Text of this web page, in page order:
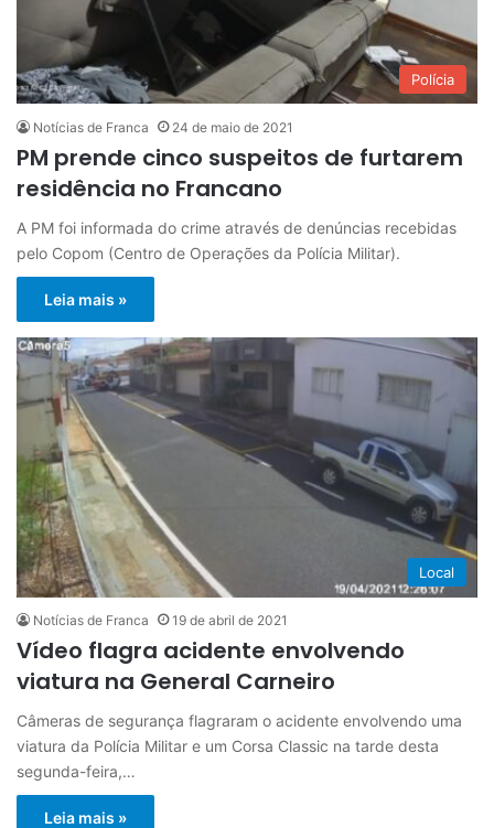
Polícia
Notícias de Franca 24 de maio de 2021
PM prende cinco suspeitos de furtarem
residência no Francano
A PM foi informada do crime através de denúncias recebidas
pelo Copom (Centro de Operações da Polícia Militar).
Leia mais »
Local
Notícias de Franca 19 de abril de 2021
Vídeo flagra acidente envolvendo
viatura na General Carneiro
Câmeras de segurança flagraram o acidente envolvendo uma
viatura da Polícia Militar e um Corsa Classic na tarde desta
segunda-feira,…
Leia mais »